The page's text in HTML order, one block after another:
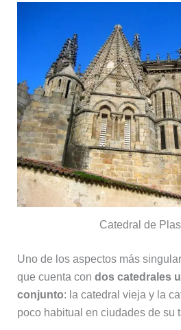
Catedral de
Uno de los aspectos más
que cuenta con dos catedrales
conjunto: la catedral vieja y la
poco habitual en ciudades de su